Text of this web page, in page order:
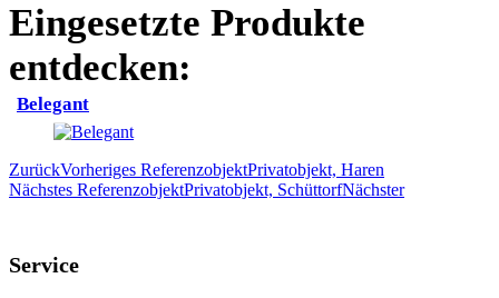
Eingesetzte Produkte
entdecken:
Belegant
ZurückVorheriges ReferenzobjektPrivatobjekt, Haren
Nächstes ReferenzobjektPrivatobjekt, SchüttorfNächster
Service